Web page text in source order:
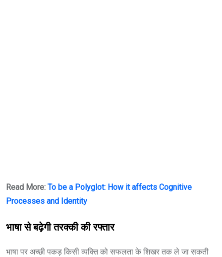
Read More: To be a Polyglot: How it affects Cognitive
Processes and Identity
भाषा से बढ़ेगी तरक्की की रफ्तार
भाषा पर अच्छी पकड़ किसी व्यक्ति को सफलता के शिखर तक ले जा सकती